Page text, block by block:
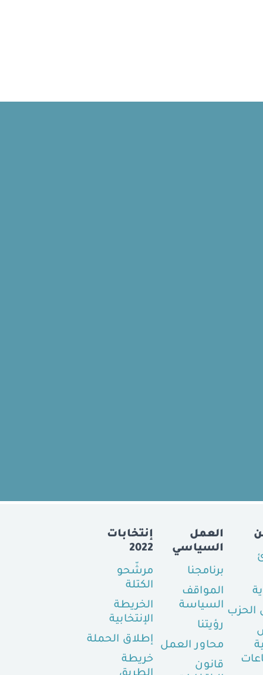
إنتخابات
2022
مرشّحو
الكتلة
الخريطة
الإنتخابية
إطلاق الحملة
خريطة
العمل
السياسي
برنامجنا
المواقف
السياسة
رؤيتنا
محاور العمل
قانون